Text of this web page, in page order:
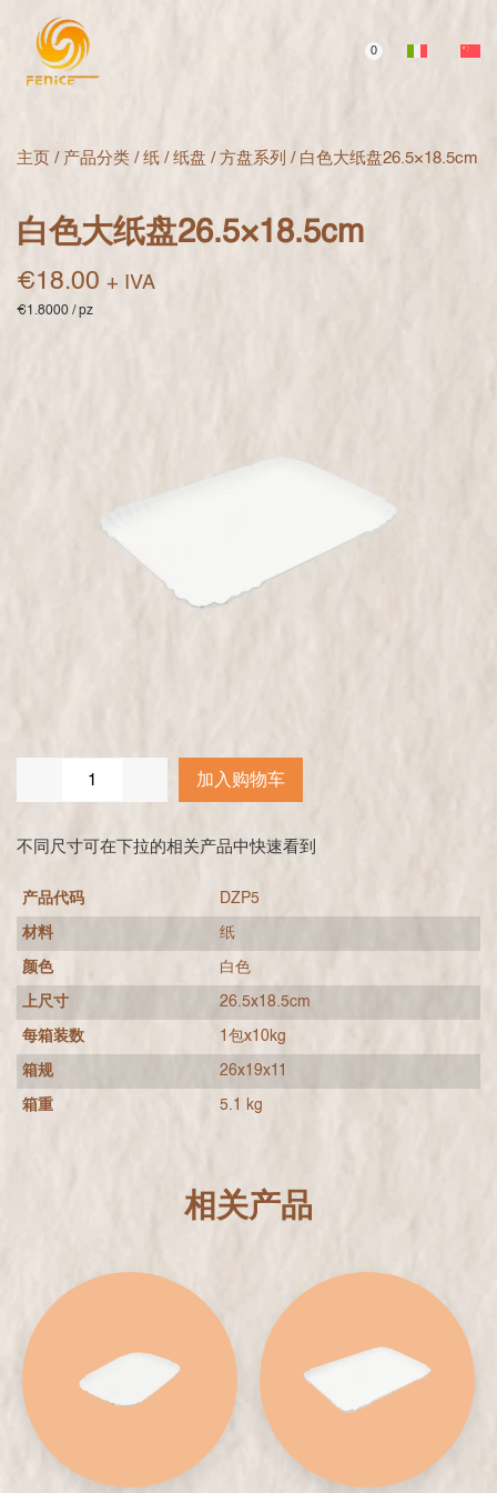
0
主页 / 产品分类 / 纸 / 纸盘 / 方盘系列 / 白色大纸盘26.5×18.5cm
白色大纸盘26.5×18.5cm
€18.00 + IVA
€1.8000 / pz
加入购物车
不同尺寸可在下拉的相关产品中快速看到
产品代码 DZP5
材料 纸
颜色 白色
上尺寸 26.5x18.5cm
每箱装数 1包x10kg
箱规 26x19x11
箱重 5.1 kg
相关产品